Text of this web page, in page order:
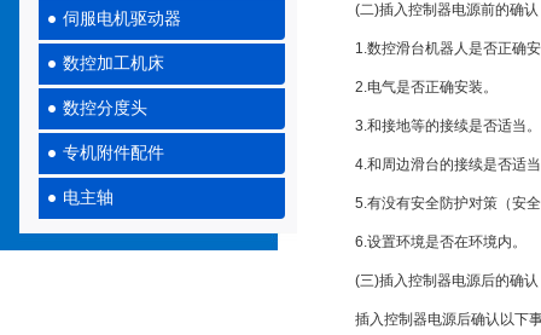
伺服电机驱动器
数控加工机床
数控分度头
专机附件配件
电主轴
(二)插入控制器电源前的确认
1.数控滑台机器人是否正确
2.电气是否正确安装。
3.和接地等的接续是否适当。
4.和周边滑台的接续是否适
5.有没有安全防护对策（安全
6.设置环境是否在环境内。
(三)插入控制器电源后的确认
插入控制器电源后确认以下